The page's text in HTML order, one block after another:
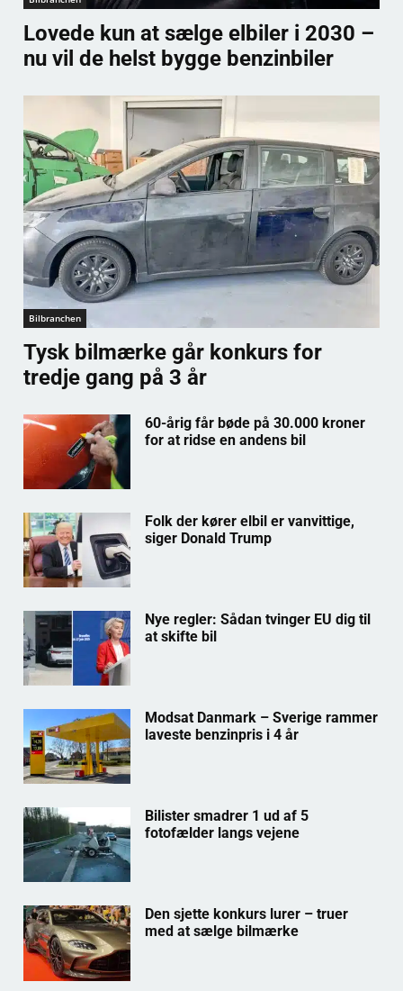
Lovede kun at sælge elbiler i 2030 –
nu vil de helst bygge benzinbiler
Bilbranchen
Tysk bilmærke går konkurs for
tredje gang på 3 år
60-årig får bøde på 30.000 kroner
for at ridse en andens bil
Folk der kører elbil er vanvittige,
siger Donald Trump
Nye regler: Sådan tvinger EU dig til
at skifte bil
Modsat Danmark – Sverige rammer
laveste benzinpris i 4 år
Bilister smadrer 1 ud af 5
fotofælder langs vejene
Den sjette konkurs lurer – truer
med at sælge bilmærke